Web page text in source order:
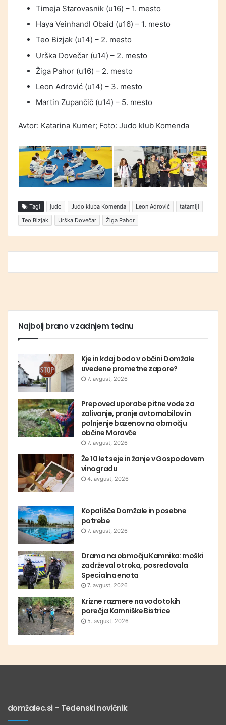
Timeja Starovasnik (u16) – 1. mesto
Haya Veinhandl Obaid (u16) – 1. mesto
Teo Bizjak (u14) – 2. mesto
Urška Dovečar (u14) – 2. mesto
Žiga Pahor (u16) – 2. mesto
Leon Adrović (u14) – 3. mesto
Martin Zupančič (u14) – 5. mesto
Avtor: Katarina Kumer; Foto: Judo klub Komenda
Tagi judo Judo kluba Komenda Leon Adrovič
tatamiji
Teo Bizjak
Urška Dovečar Žiga Pahor
Najbolj brano v zadnjem tednu
Kje in kdaj bodo v občini Domžale
uvedene prometne zapore?
7. avgust, 2026
Prepoved uporabe pitne vode za
zalivanje, pranje avtomobilov in
polnjenje bazenov na območju
občine Moravče
7. avgust, 2026
Že 10 let seje in žanje v Gospodovem
vinogradu
4. avgust, 2026
Kopališče Domžale in posebne
potrebe
7. avgust, 2026
Drama na območju Kamnika: moški
zadrževal otroka, posredovala
Specialna enota
7. avgust, 2026
Krizne razmere na vodotokih
porečja Kamniške Bistrice
5. avgust, 2026
domžalec.si – Tedenski novičnik